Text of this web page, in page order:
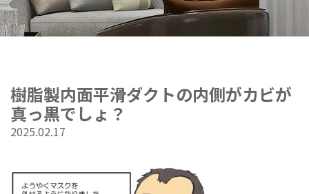
樹脂製内面平滑ダクトの内側がカビが
真っ黒でしょ？
2025.02.17